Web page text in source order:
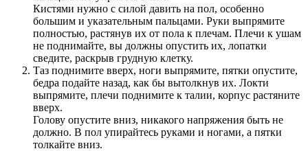
Кистями нужно с силой давить на пол, особенно
большим и указательным пальцами. Руки выпрямите
полностью, растянув их от пола к плечам. Плечи к ушам
не поднимайте, вы должны опустить их, лопатки
сведите, раскрыв грудную клетку.
Таз поднимите вверх, ноги выпрямите, пятки опустите,
бедра подайте назад, как бы вытолкнув их. Локти
выпрямите, плечи поднимите к талии, корпус растяните
вверх.
Голову опустите вниз, никакого напряжения быть не
должно. В пол упирайтесь руками и ногами, а пятки
толкайте вниз.